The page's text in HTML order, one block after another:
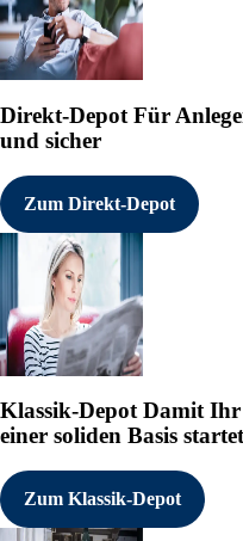
Direkt-Depot Für
und sicher
Zum Direkt-Depot
Klassik-DepotDamit Ihr
einer soliden Basis startet
Zum Klassik-Depot